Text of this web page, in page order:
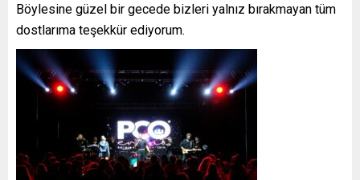
Böylesine güzel bir gecede bizleri yalnız bırakmayan tüm
dostlarıma teşekkür ediyorum.